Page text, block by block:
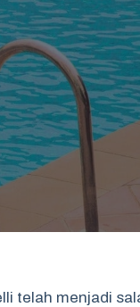
telah menjadi